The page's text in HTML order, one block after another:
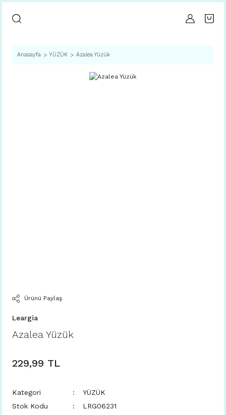
Anasayfa YÜZÜK Azalea Yüzük
Ürünü Paylaş
Leargia
Azalea Yüzük
229,99 TL
Kategori
YÜZÜK
Stok Kodu
LRG06231